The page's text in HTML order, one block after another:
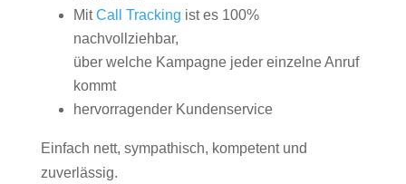
MitCall Tracking ist es 100%
nachvollziehbar,
über welche Kampagne jeder einzelne Anruf
kommt
hervorragender Kundenservice
Einfach nett, sympathisch, kompetent und
zuverlässig.